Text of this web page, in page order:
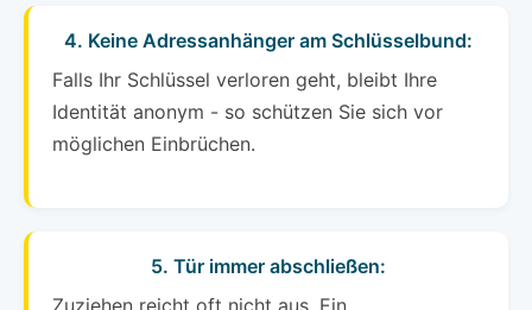
4. Keine Adressanhänger am Schlüsselbund:
Falls Ihr Schlüssel verloren geht, bleibt Ihre
Identität anonym - so schützen Sie sich vor
möglichen Einbrüchen.
5. Tür immer abschließen: